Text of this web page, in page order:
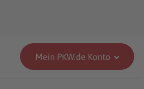
Mein PKW.de Konto